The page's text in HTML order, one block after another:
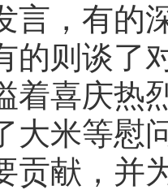
言，有的
的则谈了
着喜庆热
大米等慰
贡献，并